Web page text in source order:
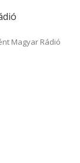
Magyar Rádió